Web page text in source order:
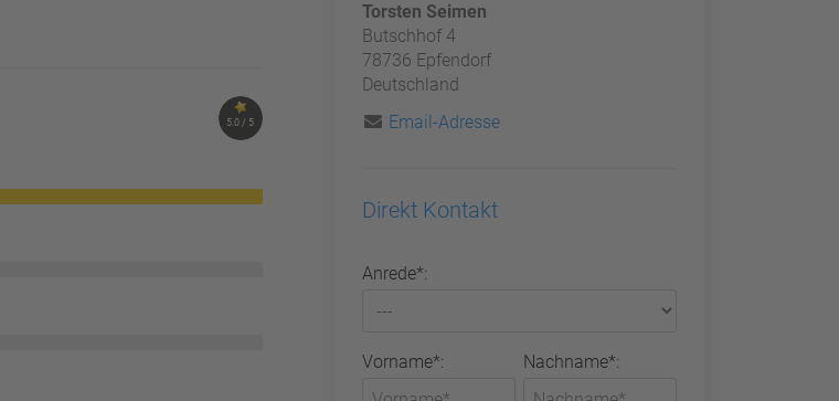
5.0 / 5
Torsten Seimen
Butschhof 4
78736 Epfendorf
Deutschland
Email-Adresse
Direkt Kontakt
Anrede*:
Vorname*: Nachname*: